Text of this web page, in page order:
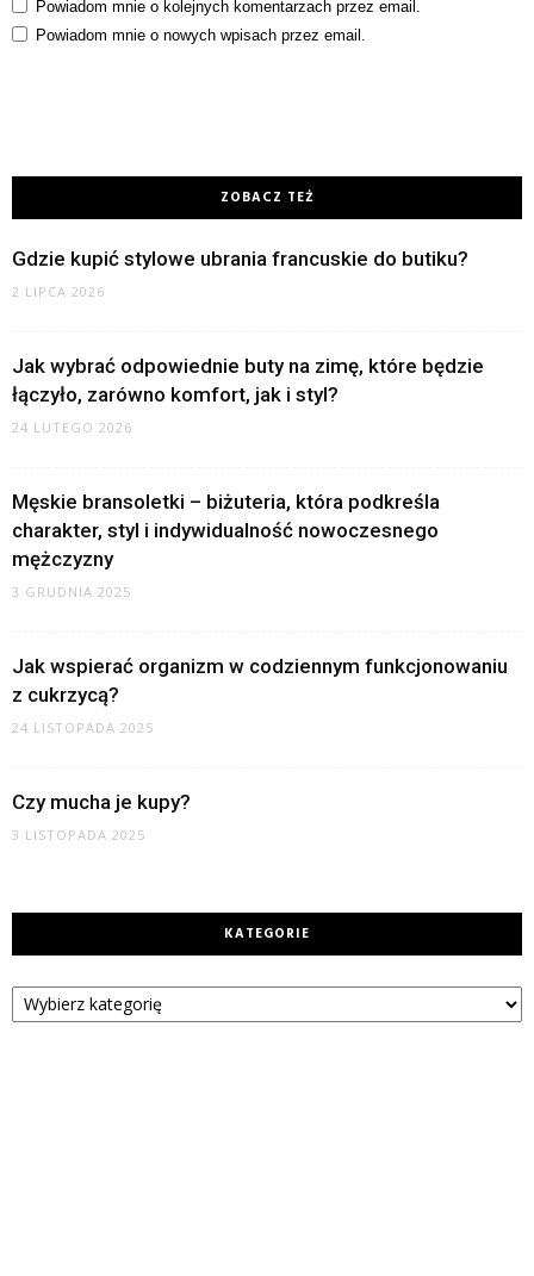
Powiadom mnie o kolejnych komentarzach przez email.
Powiadom mnie o nowych wpisach przez email.
ZOBACZ TEŻ
Gdzie kupić stylowe ubrania francuskie do butiku?
2 LIPCA 2026
Jak wybrać odpowiednie buty na zimę, które będzie
łączyło, zarówno komfort, jak i styl?
24 LUTEGO 2026
Męskie bransoletki – biżuteria, która podkreśla
charakter, styl i indywidualność nowoczesnego
mężczyzny
3 GRUDNIA 2025
Jak wspierać organizm w codziennym funkcjonowaniu
z cukrzycą?
24 LISTOPADA 2025
Czy mucha je kupy?
3 LISTOPADA 2025
KATEGORIE
Kategorie